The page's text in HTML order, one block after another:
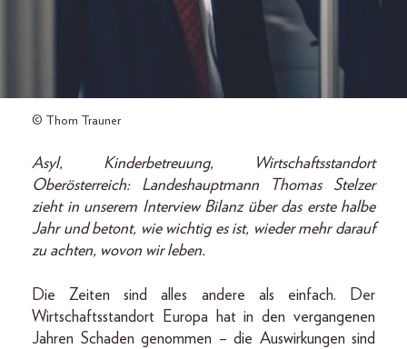
© Thom Trauner
Asyl, Kinderbetreuung, Wirtschaftsstandort
Oberösterreich: Landeshauptmann Thomas Stelzer
zieht in unserem Interview Bilanz über das erste halbe
Jahr und betont, wie wichtig es ist, wieder mehr darauf
zu achten, wovon wir leben.
Die Zeiten sind alles andere als einfach. Der
Wirtschaftsstandort Europa hat in den vergangenen
Jahren Schaden genommen – die Auswirkungen sind